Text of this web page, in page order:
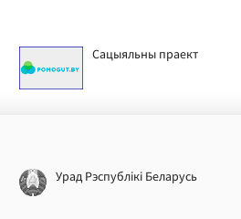
Сацыяльны праект
Урад Рэспублікі Беларусь